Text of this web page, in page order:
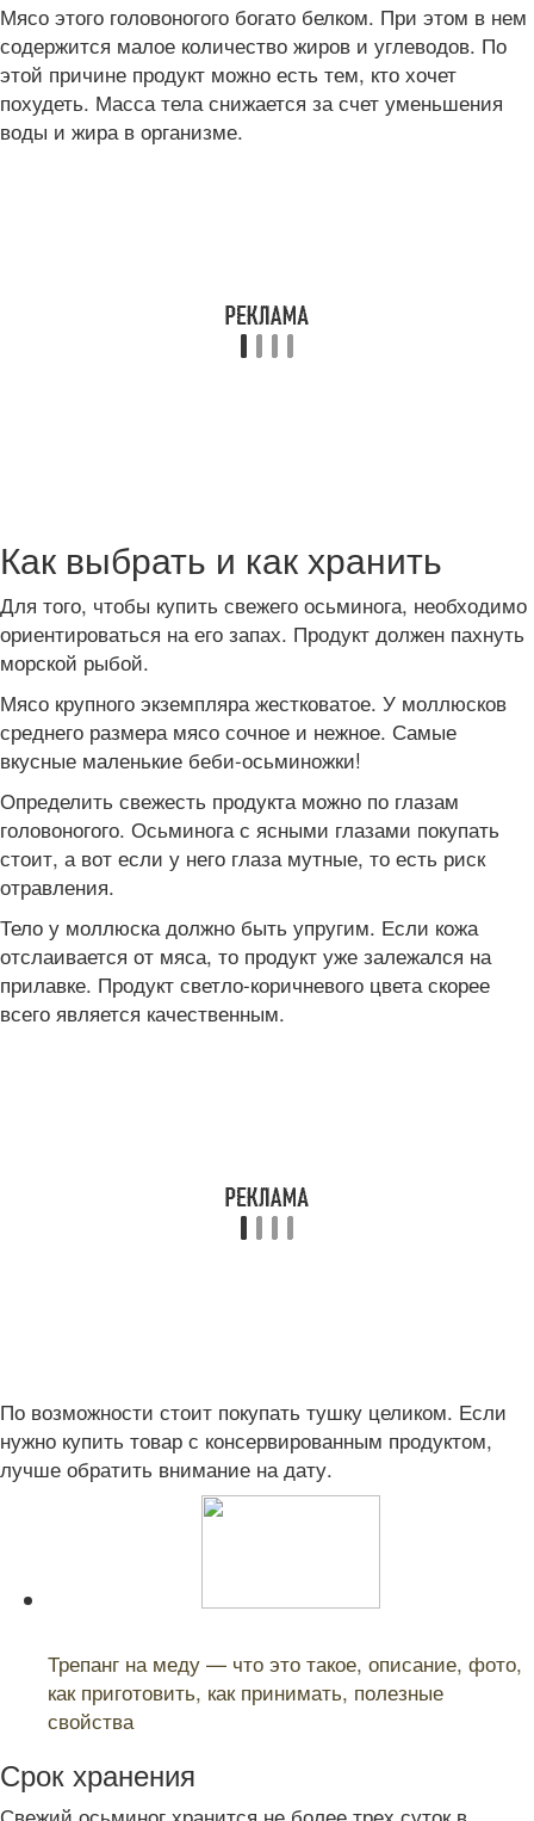
Мясо этого головоногого богато белком. При этом в нем
содержится малое количество жиров и углеводов. По
этой причине продукт можно есть тем, кто хочет
похудеть. Масса тела снижается за счет уменьшения
воды и жира в организме.
Как выбрать и как хранить
Для того, чтобы купить свежего осьминога, необходимо
ориентироваться на его запах. Продукт должен пахнуть
морской рыбой.
Мясо крупного экземпляра жестковатое. У моллюсков
среднего размера мясо сочное и нежное. Самые
вкусные маленькие беби-осьминожки!
Определить свежесть продукта можно по глазам
головоногого. Осьминога с ясными глазами покупать
стоит, а вот если у него глаза мутные, то есть риск
отравления.
Тело у моллюска должно быть упругим. Если кожа
отслаивается от мяса, то продукт уже залежался на
прилавке. Продукт светло-коричневого цвета скорее
всего является качественным.
По возможности стоит покупать тушку целиком. Если
нужно купить товар с консервированным продуктом,
лучше обратить внимание на дату.
Трепанг на меду — что это такое, описание, фото,
как приготовить, как принимать, полезные
свойства
Срок хранения